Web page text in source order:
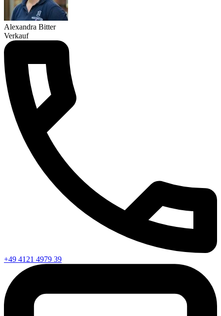
Alexandra Bitter
Verkauf
+49 4121 4979 39